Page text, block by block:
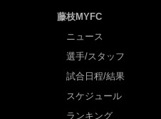
藤枝MYFC
ニュース
選手/スタッフ
試合日程/結果
スケジュール
ランキング